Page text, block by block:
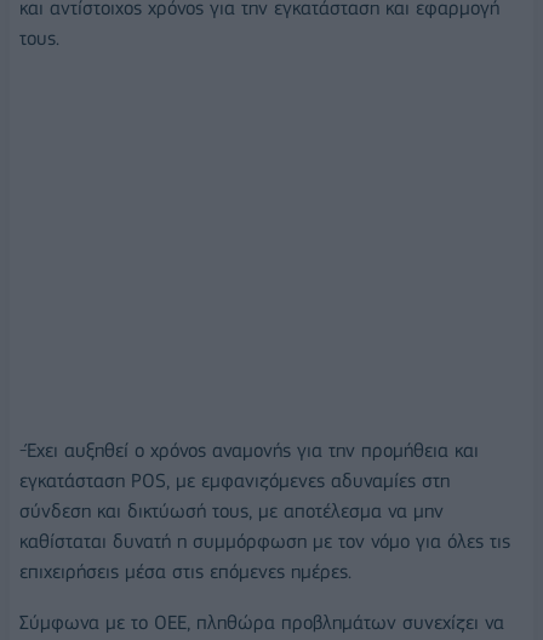
και αντίστοιχος χρόνος για την εγκατάσταση και εφαρμογή
τους.
-Έχει αυξηθεί ο χρόνος αναμονής για την προμήθεια και
εγκατάσταση POS, με εμφανιζόμενες αδυναμίες στη
σύνδεση και δικτύωσή τους, με αποτέλεσμα να μην
καθίσταται δυνατή η συμμόρφωση με τον νόμο για όλες τις
επιχειρήσεις μέσα στις επόμενες ημέρες.
Σύμφωνα με το ΟΕΕ, πληθώρα προβλημάτων συνεχίζει να